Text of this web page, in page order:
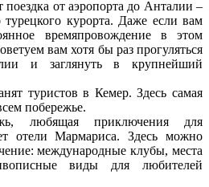
поездка от аэропорта до Анталии –
турецкого курорта. Даже если вам
времяпровождение в этом
вам хотя бы раз прогуляться
и заглянуть в крупнейший
туристов в Кемер. Здесь самая
побережье.
любящая приключения для
отели Мармариса. Здесь можно
международные клубы, места
виды для любителей